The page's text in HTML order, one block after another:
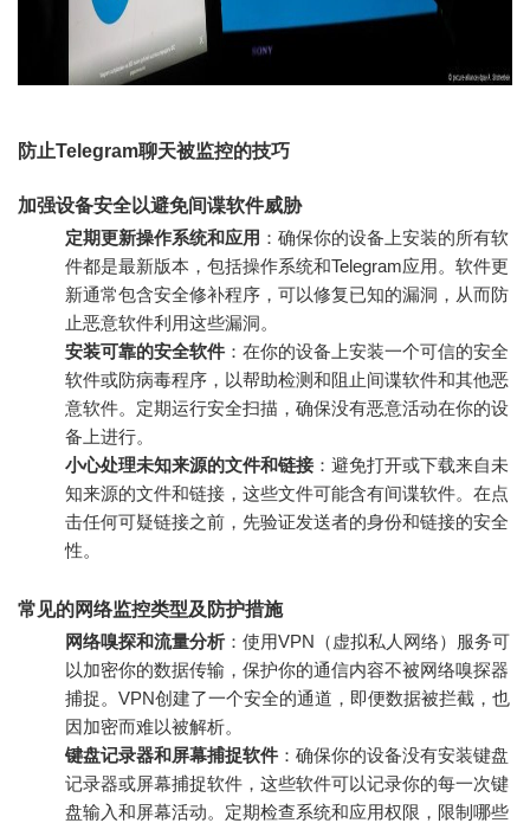
防止Telegram聊天被监控的技巧
加强设备安全以避免间谍软件威胁
定期更新操作系统和应用 ：确保你的设备上安装的所有软
件都是最新版本，包括操作系统和Telegram应用。软件更
新通常包含安全修补程序，可以修复已知的漏洞，从而防
止恶意软件利用这些漏洞。
安装可靠的安全软件 ：在你的设备上安装一个可信的安全
软件或防病毒程序，以帮助检测和阻止间谍软件和其他恶
意软件。定期运行安全扫描，确保没有恶意活动在你的设
备上进行。
小心处理未知来源的文件和链接 ：避免打开或下载来自未
知来源的文件和链接，这些文件可能含有间谍软件。在点
击任何可疑链接之前，先验证发送者的身份和链接的安全
性。
常见的网络监控类型及防护措施
网络嗅探和流量分析 ：使用VPN（虚拟私人网络）服务可
以加密你的数据传输，保护你的通信内容不被网络嗅探器
捕捉。VPN创建了一个安全的通道，即便数据被拦截，也
因加密而难以被解析。
键盘记录器和屏幕捕捉软件 ：确保你的设备没有安装键盘
记录器或屏幕捕捉软件，这些软件可以记录你的每一次键
盘输入和屏幕活动。定期检查系统和应用权限，限制哪些